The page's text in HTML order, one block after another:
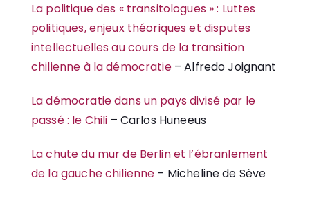
La politique des « transitologues » : Luttes
politiques, enjeux théoriques et disputes
intellectuelles au cours de la transition
chilienne à la démocratie– Alfredo Joignant
La démocratie dans un pays divisé par le
passé : le Chili – Carlos Huneeus
La chute du mur de Berlin et l’ébranlement
de la gauche chilienne – Micheline de Sève